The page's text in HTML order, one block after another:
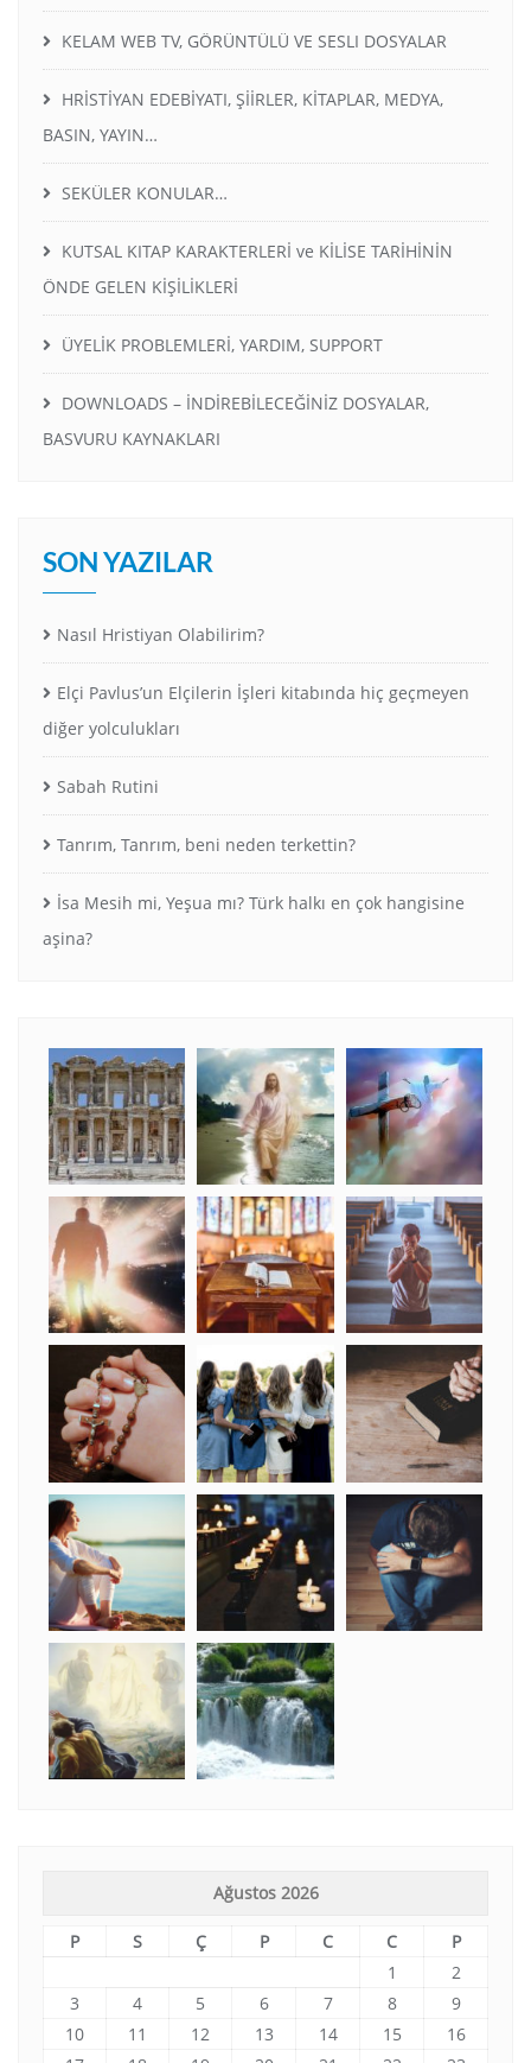
KELAM WEB TV, GÖRÜNTÜLÜ VE SESLI DOSYALAR
HRİSTİYAN EDEBİYATI, ŞİİRLER, KİTAPLAR, MEDYA,
BASIN, YAYIN…
SEKÜLER KONULAR…
KUTSAL KITAP KARAKTERLERİ ve KİLİSE TARİHİNİN
ÖNDE GELEN KİŞİLİKLERİ
ÜYELİK PROBLEMLERİ, YARDIM, SUPPORT
DOWNLOADS – İNDİREBİLECEĞİNİZ DOSYALAR,
BASVURU KAYNAKLARI
SON YAZILAR
Nasıl Hristiyan Olabilirim?
Elçi Pavlus’un Elçilerin İşleri kitabında hiç geçmeyen
diğer yolculukları
Sabah Rutini
Tanrım, Tanrım, beni neden terkettin?
İsa Mesih mi, Yeşua mı? Türk halkı en çok hangisine
aşina?
Ağustos 2026
P S Ç P C C
P
1
2
3
4 5 6 7 8
9
10
11 12 13 14 15
16